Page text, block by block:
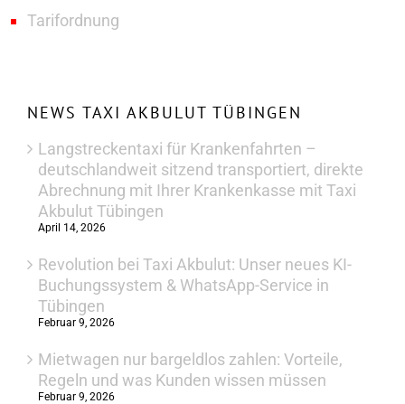
Tarifordnung
NEWS TAXI AKBULUT TÜBINGEN
Langstreckentaxi für Krankenfahrten –
deutschlandweit sitzend transportiert, direkte
Abrechnung mit Ihrer Krankenkasse mit Taxi
Akbulut Tübingen
April 14, 2026
Revolution bei Taxi Akbulut: Unser neues KI-
Buchungssystem & WhatsApp-Service in
Tübingen
Februar 9, 2026
Mietwagen nur bargeldlos zahlen: Vorteile,
Regeln und was Kunden wissen müssen
Februar 9, 2026